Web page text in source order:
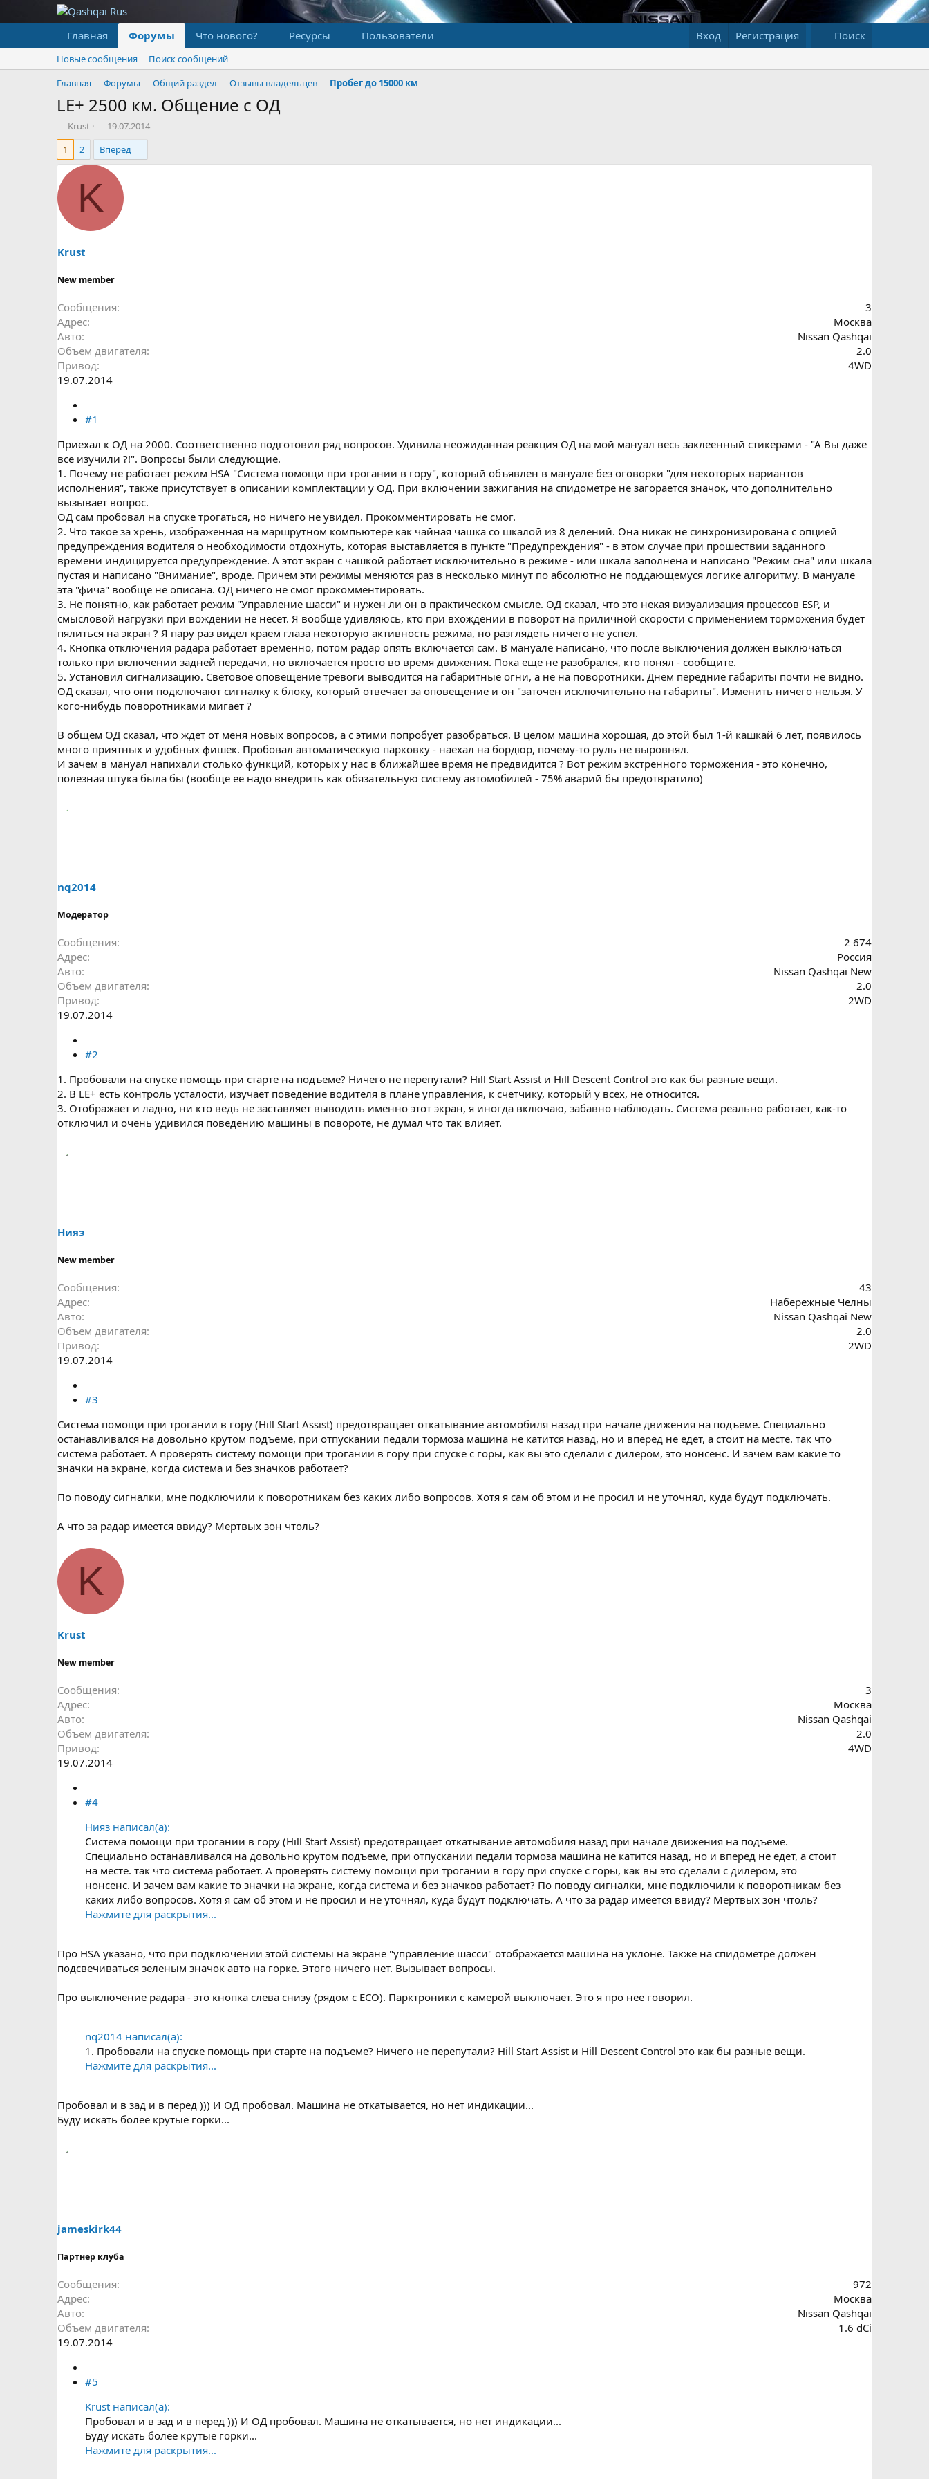
Главная Форумы Что нового? Ресурсы Пользователи Вход Регистрация Поиск
Новые сообщения
Поиск сообщений
Главная
Форумы Общий раздел Отзывы владельцев Пробег до 15000 км
LE+ 2500 км. Общение с ОД
А
в
о
р
ы
Krust
Д
а
т
а
н
л
19.07.2014
1
2 Вперёд
K
Krust
New member
Сообщения
3
Адрес
Москва
Авто
Nissan Qashqai
Объем двигателя
2.0
Привод
4WD
19.07.2014
#1
Приехал к ОД на 2000. Соответственно подготовил ряд вопросов. Удивила неожиданная реакция ОД на мой мануал весь заклеенный стикерами - "А Вы даже
все изучили ?!". Вопросы были следующие.
1. Почему не работает режим HSA "Система помощи при трогании в гору", который объявлен в мануале без оговорки "для некоторых вариантов
исполнения", также присутствует в описании комплектации у ОД. При включении зажигания на спидометре не загорается значок, что дополнительно
вызывает вопрос.
ОД сам пробовал на спуске трогаться, но ничего не увидел. Прокомментировать не смог.
2. Что такое за хрень, изображенная на маршрутном компьютере как чайная чашка со шкалой из 8 делений. Она никак не синхронизирована с опцией
предупреждения водителя о необходимости отдохнуть, которая выставляется в пункте "Предупреждения" - в этом случае при прошествии заданного
времени индицируется предупреждение. А этот экран с чашкой работает исключительно в режиме - или шкала заполнена и написано "Режим сна" или шкала
пустая и написано "Внимание", вроде. Причем эти режимы меняются раз в несколько минут по абсолютно не поддающемуся логике алгоритму. В мануале
эта "фича" вообще не описана. ОД ничего не смог прокомментировать.
3. Не понятно, как работает режим "Управление шасси" и нужен ли он в практическом смысле. ОД сказал, что это некая визуализация процессов ESP, и
смысловой нагрузки при вождении не несет. Я вообще удивляюсь, кто при вхождении в поворот на приличной скорости с применением торможения будет
пялиться на экран ? Я пару раз видел краем глаза некоторую активность режима, но разглядеть ничего не успел.
4. Кнопка отключения радара работает временно, потом радар опять включается сам. В мануале написано, что после выключения должен выключаться
только при включении задней передачи, но включается просто во время движения. Пока еще не разобрался, кто понял - сообщите.
5. Установил сигнализацию. Световое оповещение тревоги выводится на габаритные огни, а не на поворотники. Днем передние габариты почти не видно.
ОД сказал, что они подключают сигналку к блоку, который отвечает за оповещение и он "заточен исключительно на габариты". Изменить ничего нельзя. У
кого-нибудь поворотниками мигает ?
В общем ОД сказал, что ждет от меня новых вопросов, а с этими попробует разобраться. В целом машина хорошая, до этой был 1-й кашкай 6 лет, появилось
много приятных и удобных фишек. Пробовал автоматическую парковку - наехал на бордюр, почему-то руль не выровнял.
И зачем в мануал напихали столько функций, которых у нас в ближайшее время не предвидится ? Вот режим экстренного торможения - это конечно,
полезная штука была бы (вообще ее надо внедрить как обязательную систему автомобилей - 75% аварий бы предотвратило)
nq2014
Модератор
Сообщения
2 674
Адрес
Россия
Авто
Nissan Qashqai New
Объем двигателя
2.0
Привод
2WD
19.07.2014
#2
1. Пробовали на спуске помощь при старте на подъеме? Ничего не перепутали? Hill Start Assist и Hill Descent Control это как бы разные вещи.
2. В LE+ есть контроль усталости, изучает поведение водителя в плане управления, к счетчику, который у всех, не относится.
3. Отображает и ладно, ни кто ведь не заставляет выводить именно этот экран, я иногда включаю, забавно наблюдать. Система реально работает, как-то
отключил и очень удивился поведению машины в повороте, не думал что так влияет.
Нияз
New member
Сообщения
43
Адрес
Набережные Челны
Авто
Nissan Qashqai New
Объем двигателя
2.0
Привод
2WD
19.07.2014
#3
Система помощи при трогании в гору (Hill Start Assist) предотвращает откатывание автомобиля назад при начале движения на подъеме. Специально
останавливался на довольно крутом подъеме, при отпускании педали тормоза машина не катится назад, но и вперед не едет, а стоит на месте. так что
система работает. А проверять систему помощи при трогании в гору при спуске с горы, как вы это сделали с дилером, это нонсенс. И зачем вам какие то
значки на экране, когда система и без значков работает?
По поводу сигналки, мне подключили к поворотникам без каких либо вопросов. Хотя я сам об этом и не просил и не уточнял, куда будут подключать.
А что за радар имеется ввиду? Мертвых зон чтоль?
K
Krust
New member
Сообщения
3
Адрес
Москва
Авто
Nissan Qashqai
Объем двигателя
2.0
Привод
4WD
19.07.2014
#4
Нияз написал(а):
Система помощи при трогании в гору (Hill Start Assist) предотвращает откатывание автомобиля назад при начале движения на подъеме.
Специально останавливался на довольно крутом подъеме, при отпускании педали тормоза машина не катится назад, но и вперед не едет, а стоит
на месте. так что система работает. А проверять систему помощи при трогании в гору при спуске с горы, как вы это сделали с дилером, это
нонсенс. И зачем вам какие то значки на экране, когда система и без значков работает? По поводу сигналки, мне подключили к поворотникам без
каких либо вопросов. Хотя я сам об этом и не просил и не уточнял, куда будут подключать. А что за радар имеется ввиду? Мертвых зон чтоль?
Нажмите для раскрытия...
Про HSA указано, что при подключении этой системы на экране "управление шасси" отображается машина на уклоне. Также на спидометре должен
подсвечиваться зеленым значок авто на горке. Этого ничего нет. Вызывает вопросы.
Про выключение радара - это кнопка слева снизу (рядом с ECO). Парктроники с камерой выключает. Это я про нее говорил.
nq2014 написал(а):
1. Пробовали на спуске помощь при старте на подъеме? Ничего не перепутали? Hill Start Assist и Hill Descent Control это как бы разные вещи.
Нажмите для раскрытия...
Пробовал и в зад и в перед ))) И ОД пробовал. Машина не откатывается, но нет индикации...
Буду искать более крутые горки...
jameskirk44
Партнер клуба
Сообщения
972
Адрес
Москва
Авто
Nissan Qashqai
Объем двигателя
1.6 dCi
19.07.2014
#5
Krust написал(а):
Пробовал и в зад и в перед ))) И ОД пробовал. Машина не откатывается, но нет индикации...
Буду искать более крутые горки...
Нажмите для раскрытия...